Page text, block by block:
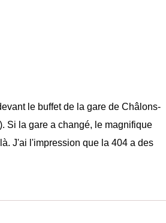
le buffet de la gare de Châlons-
Si la gare a changé, le magnifique
J'ai l'impression que la 404 a des